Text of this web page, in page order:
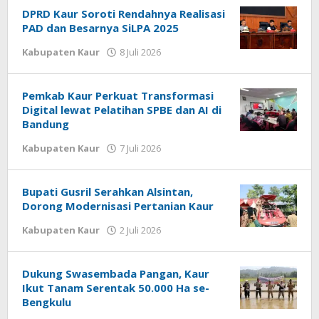
DPRD Kaur Soroti Rendahnya Realisasi
PAD dan Besarnya SiLPA 2025
Kabupaten Kaur 8 Juli 2026
Pemkab Kaur Perkuat Transformasi
Digital lewat Pelatihan SPBE dan AI di
Bandung
Kabupaten Kaur 7 Juli 2026
Bupati Gusril Serahkan Alsintan,
Dorong Modernisasi Pertanian Kaur
Kabupaten Kaur 2 Juli 2026
Dukung Swasembada Pangan, Kaur
Ikut Tanam Serentak 50.000 Ha se-
Bengkulu